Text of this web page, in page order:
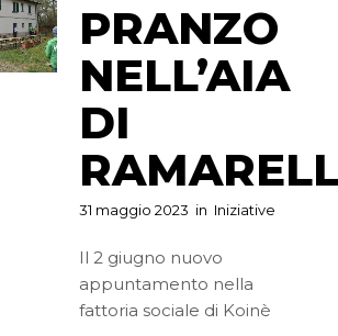
PRANZO
NELL’AIA
DI
31 maggio 2023 in Iniziative
Il 2 giugno nuovo
appuntamento nella
fattoria sociale di Koinè